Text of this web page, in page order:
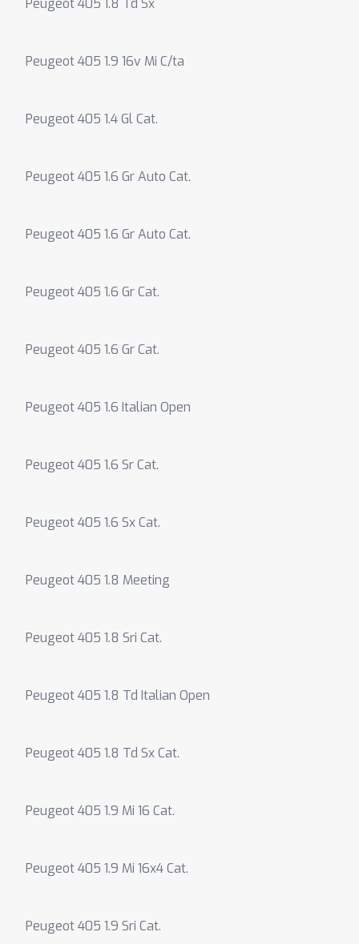
Peugeot 405 1.8 Td Sx
Peugeot 405 1.9 16v Mi C/ta
Peugeot 405 1.4 Gl Cat.
Peugeot 405 1.6 Gr Auto Cat.
Peugeot 405 1.6 Gr Auto Cat.
Peugeot 405 1.6 Gr Cat.
Peugeot 405 1.6 Gr Cat.
Peugeot 405 1.6 Italian Open
Peugeot 405 1.6 Sr Cat.
Peugeot 405 1.6 Sx Cat.
Peugeot 405 1.8 Meeting
Peugeot 405 1.8 Sri Cat.
Peugeot 405 1.8 Td Italian Open
Peugeot 405 1.8 Td Sx Cat.
Peugeot 405 1.9 Mi 16 Cat.
Peugeot 405 1.9 Mi 16x4 Cat.
Peugeot 405 1.9 Sri Cat.